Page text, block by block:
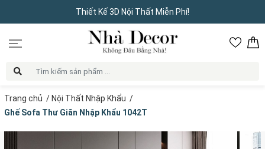
Thiết Kế 3D Nội Thất Miễn Phí!
Trang chủ / Nội Thất Nhập Khẩu /
Ghế Sofa Thư Giãn Nhập Khẩu 1042T